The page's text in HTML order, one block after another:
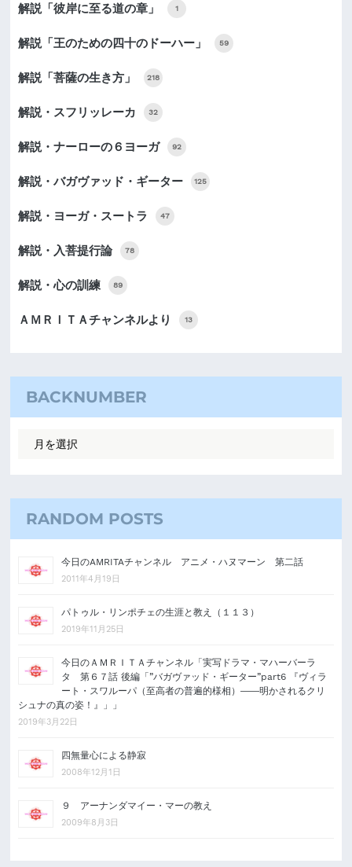
解説「彼岸に至る道の章」 1
解説「王のための四十のドーハー」 59
解説「菩薩の生き方」 218
解説・スフリッレーカ 32
解説・ナーローの６ヨーガ 92
解説・バガヴァッド・ギーター 125
解説・ヨーガ・スートラ 47
解説・入菩提行論 78
解説・心の訓練 89
ＡＭＲＩＴＡチャンネルより 13
BACKNUMBER
RANDOM POSTS
今日のAMRITAチャンネル アニメ・ハヌマーン 第二話
2011年4月19日
パトゥル・リンポチェの生涯と教え（１１３）
2019年11月25日
今日のＡＭＲＩＴＡチャンネル「実写ドラマ・マハーバーラ
タ 第６７話 後編「”バガヴァッド・ギーター”part6 『ヴィラ
ート・スワルーパ（至高者の普遍的様相）――明かされるクリ
シュナの真の姿！』」」
2019年3月22日
四無量心による静寂
2008年12月1日
９ アーナンダマイー・マーの教え
2009年8月3日